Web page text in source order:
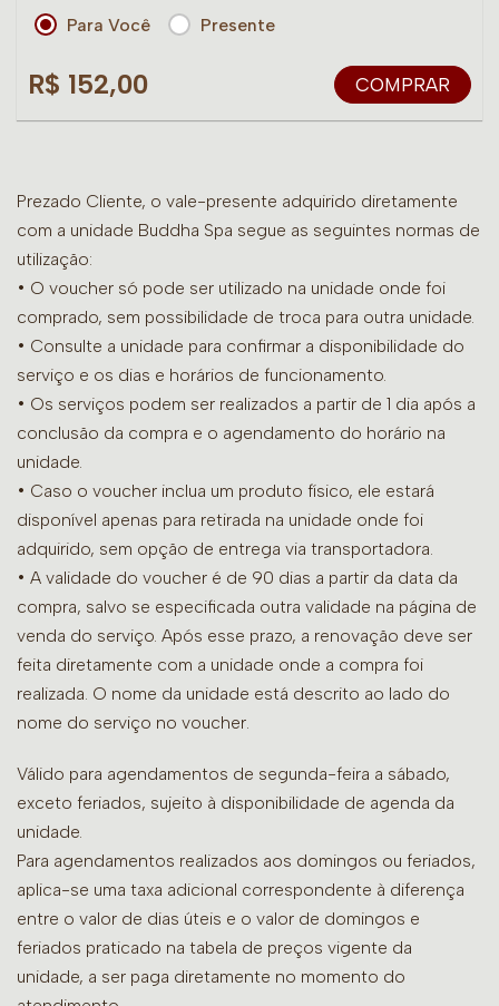
Para Você Presente
R$ 152,00 COMPRAR
Prezado Cliente, o vale-presente adquirido diretamente
com a unidade Buddha Spa segue as seguintes normas de
utilização:
• O voucher só pode ser utilizado na unidade onde foi
comprado, sem possibilidade de troca para outra unidade.
• Consulte a unidade para confirmar a disponibilidade do
serviço e os dias e horários de funcionamento.
• Os serviços podem ser realizados a partir de 1 dia após a
conclusão da compra e o agendamento do horário na
unidade.
• Caso o voucher inclua um produto físico, ele estará
disponível apenas para retirada na unidade onde foi
adquirido, sem opção de entrega via transportadora.
• A validade do voucher é de 90 dias a partir da data da
compra, salvo se especificada outra validade na página de
venda do serviço. Após esse prazo, a renovação deve ser
feita diretamente com a unidade onde a compra foi
realizada. O nome da unidade está descrito ao lado do
nome do serviço no voucher.
Válido para agendamentos de segunda-feira a sábado,
exceto feriados, sujeito à disponibilidade de agenda da
unidade.
Para agendamentos realizados aos domingos ou feriados,
aplica-se uma taxa adicional correspondente à diferença
entre o valor de dias úteis e o valor de domingos e
feriados praticado na tabela de preços vigente da
unidade, a ser paga diretamente no momento do